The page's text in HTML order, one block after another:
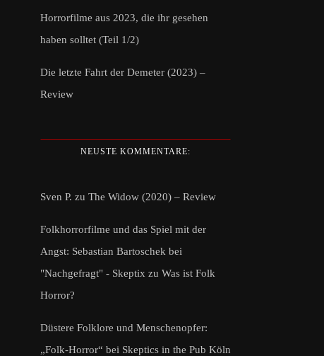
Horrorfilme aus 2023, die ihr gesehen
haben solltet (Teil 1/2)
Die letzte Fahrt der Demeter (2023) –
Review
NEUSTE KOMMENTARE:
Sven P. zu The Widow (2020) – Review
Folkhorrorfilme und das Spiel mit der
Angst: Sebastian Bartoschek bei
"Nachgefragt" - Skeptix zu Was ist Folk
Horror?
Düstere Folklore und Menschenopfer:
„Folk-Horror“ bei Skeptics in the Pub Köln